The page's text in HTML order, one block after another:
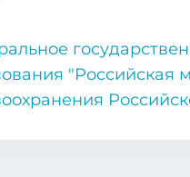
"Российская